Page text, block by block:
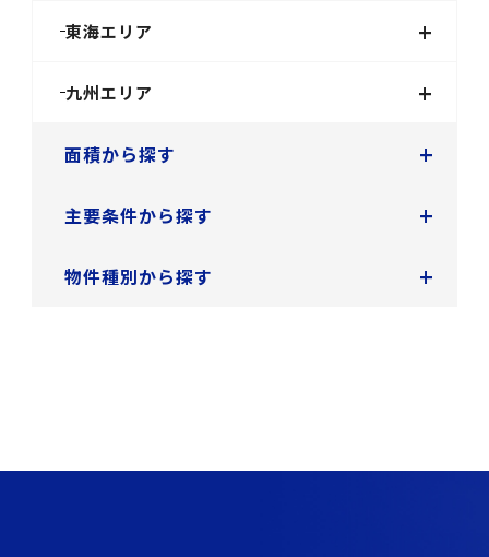
東海エリア +
九州エリア +
面積から探す +
主要条件から探す +
物件種別から探す +